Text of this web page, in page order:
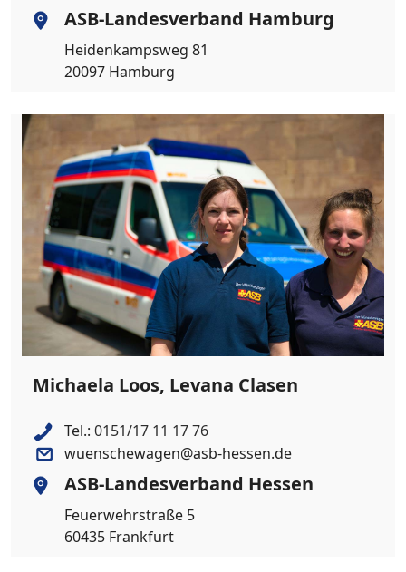
ASB-Landesverband Hamburg
Heidenkampsweg 81
20097 Hamburg
Michaela Loos, Levana Clasen
Tel.: 0151/17 11 17 76
wuenschewagen@asb-hessen.de
ASB-Landesverband Hessen
Feuerwehrstraße 5
60435 Frankfurt